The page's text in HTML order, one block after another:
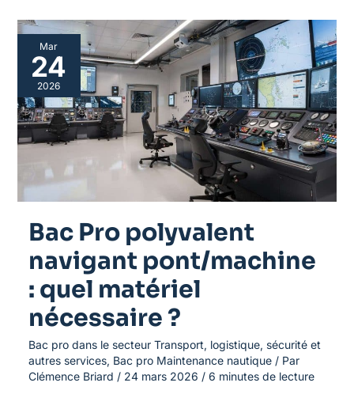
Mar
24
2026
Bac Pro polyvalent
navigant pont/machine
: quel matériel
nécessaire ?
Bac pro dans le secteur Transport, logistique, sécurité et
autres services, Bac pro Maintenance nautique/ Par
Clémence Briard / 24 mars 2026 / 6 minutes de lecture
Bac
Pro
polyvalent
navigant
pont/machine
:
quel
matériel
nécessaire
?